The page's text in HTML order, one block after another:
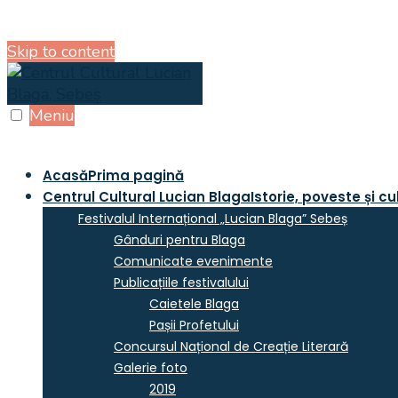
Skip to content
Meniu
AcasăPrima pagină
Centrul Cultural Lucian BlagaIstorie, poveste și
Festivalul Internațional „Lucian Blaga” Sebeș
Gânduri pentru Blaga
Comunicate evenimente
Publicațiile festivalului
Caietele Blaga
Pașii Profetului
Concursul Național de Creație Literară
Galerie foto
2019